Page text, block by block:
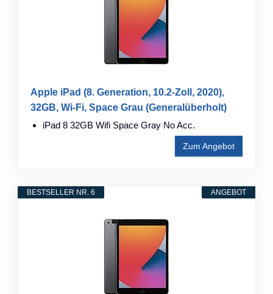
Apple iPad (8. Generation, 10.2-Zoll, 2020),
32GB, Wi-Fi, Space Grau (Generalüberholt)
iPad 8 32GB Wifi Space Gray No Acc.
Zum Angebot
ANGEBOT
BESTSELLER NR. 6